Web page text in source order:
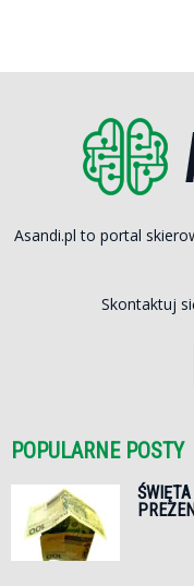
Asandi.pl to portal
Skontaktuj
POPULARNE POSTY